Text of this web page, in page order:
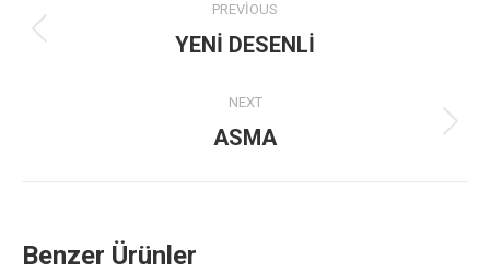
navigation
PREVIOUS
Previous
YENİ DESENLİ
NEXT
Next
ASMA
Benzer Ürünler